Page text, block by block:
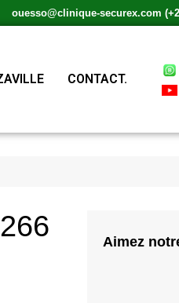
ouesso@clinique-securex.com
CONTACT.
Aimez